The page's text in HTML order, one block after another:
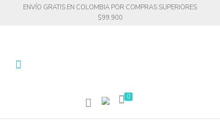
ENVÍO GRATIS EN COLOMBIA POR COMPRAS SUPERIORES
$99.900
0